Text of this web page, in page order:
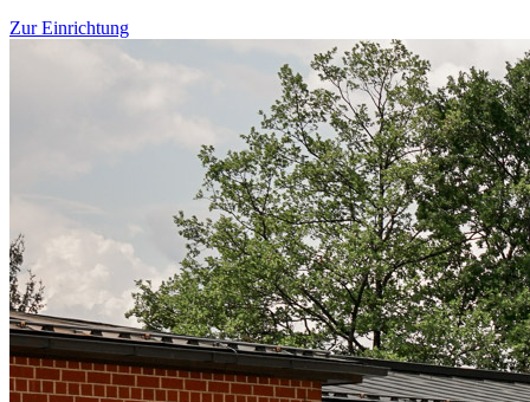
Zur Einrichtung